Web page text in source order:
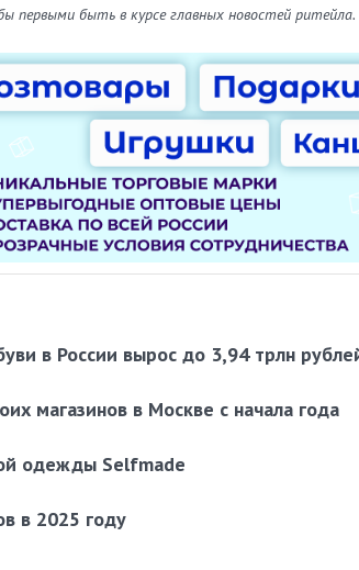
первыми быть в курсе главных новостей ритейла.
в России вырос до 3,94 трлн
магазинов в Москве с начала года
одежды Selfmade
в 2025 году